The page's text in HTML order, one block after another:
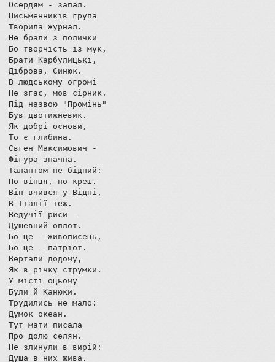
Осердям - запал.
Письменників група
Творила журнал.
Не брали з полички
Бо творчість із мук,
Брати Карбулицькі,
Діброва, Синюк.
В людському огромі
Не згас, мов сірник.
Під назвою "Промінь"
Був двотижневик.
Як добрі основи,
То є глибина.
Євген Максимович -
Фігура значна.
Талантом не бідний:
По вінця, по креш.
Він вчився у Відні,
В Італії теж.
Ведучії риси -
Душевний оплот.
Бо це - живописець,
Бо це - патріот.
Вертали додому,
Як в річку струмки.
У місті оцьому
Були й Канюки.
Трудились не мало:
Думок океан.
Тут мати писала
Про долю селян.
Не злинули в вирій:
Душа в них жива.